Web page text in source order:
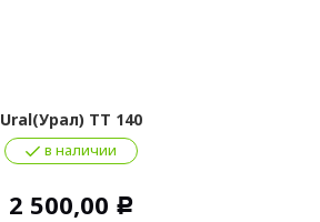
Ural(Урал) ТТ 140
в наличии
2 500,00 Р